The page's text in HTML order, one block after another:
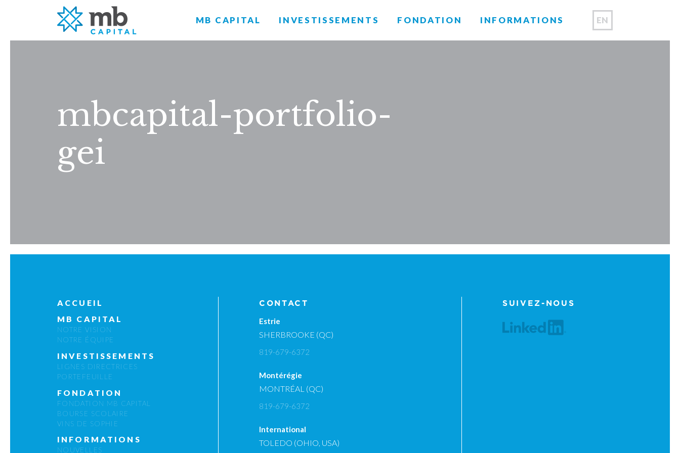
EN
MB CAPITAL INVESTISSEMENTS FONDATION INFORMATIONS
mbcapital-portfolio-
gei
ACCUEIL
MB CAPITAL
NOTRE VISION
NOTRE ÉQUIPE
INVESTISSEMENTS
LIGNES DIRECTRICES
PORTEFEUILLE
FONDATION
FONDATION MB CAPITAL
BOURSE SCOLAIRE
VINS DE SOPHIE
INFORMATIONS
NOUVELLES
CONTACT
Estrie
SHERBROOKE (QC)
819-679-6372
Montérégie
MONTRÉAL (QC)
819-679-6372
International
TOLEDO (OHIO, USA)
SUIVEZ-NOUS